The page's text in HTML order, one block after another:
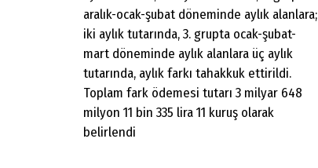
aralık-ocak-şubat döneminde aylık alanlara;
iki aylık tutarında, 3. grupta ocak-şubat-
mart döneminde aylık alanlara üç aylık
tutarında, aylık farkı tahakkuk ettirildi.
Toplam fark ödemesi tutarı 3 milyar 648
milyon 11 bin 335 lira 11 kuruş olarak
belirlendi